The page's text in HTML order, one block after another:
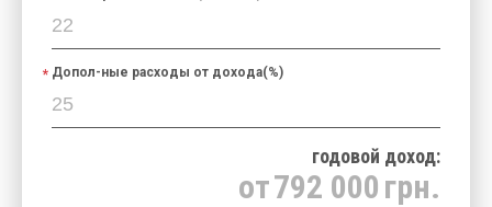
Допол-ные расходы от дохода(%)
годовой доход:
от792 000 грн.